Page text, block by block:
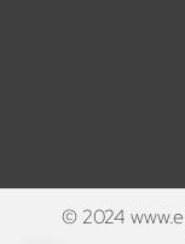
© 2024